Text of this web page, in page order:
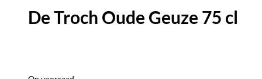
De Troch Oude Geuze 75 cl